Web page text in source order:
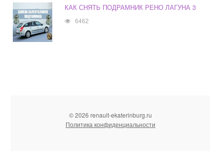
КАК СНЯТЬ ПОДРАМНИК РЕНО ЛАГУНА 3
6462
© 2026 renault-ekaterinburg.ru
Политика конфиденциальности